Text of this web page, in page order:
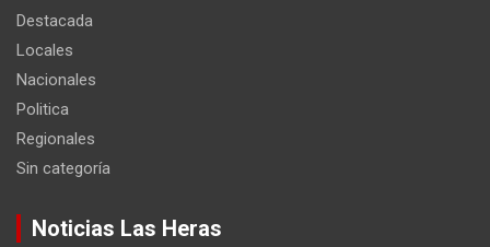
Destacada
Locales
Nacionales
Politica
Regionales
Sin categoría
Noticias Las Heras